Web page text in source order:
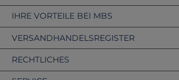
VERSANDHANDELSREGISTER
IHRE VORTEILE BEI MBS
RECHTLICHES